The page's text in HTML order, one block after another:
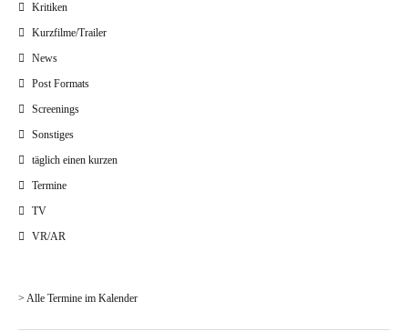
Kritiken
Kurzfilme/Trailer
News
Post Formats
Screenings
Sonstiges
täglich einen kurzen
Termine
TV
VR/AR
> Alle Termine im Kalender